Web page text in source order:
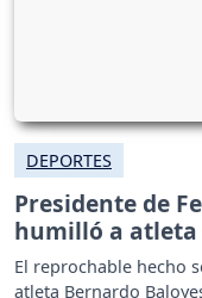
DEPORTES
Presidente de
humilló a atleta
El reprochable hecho
atleta Bernardo